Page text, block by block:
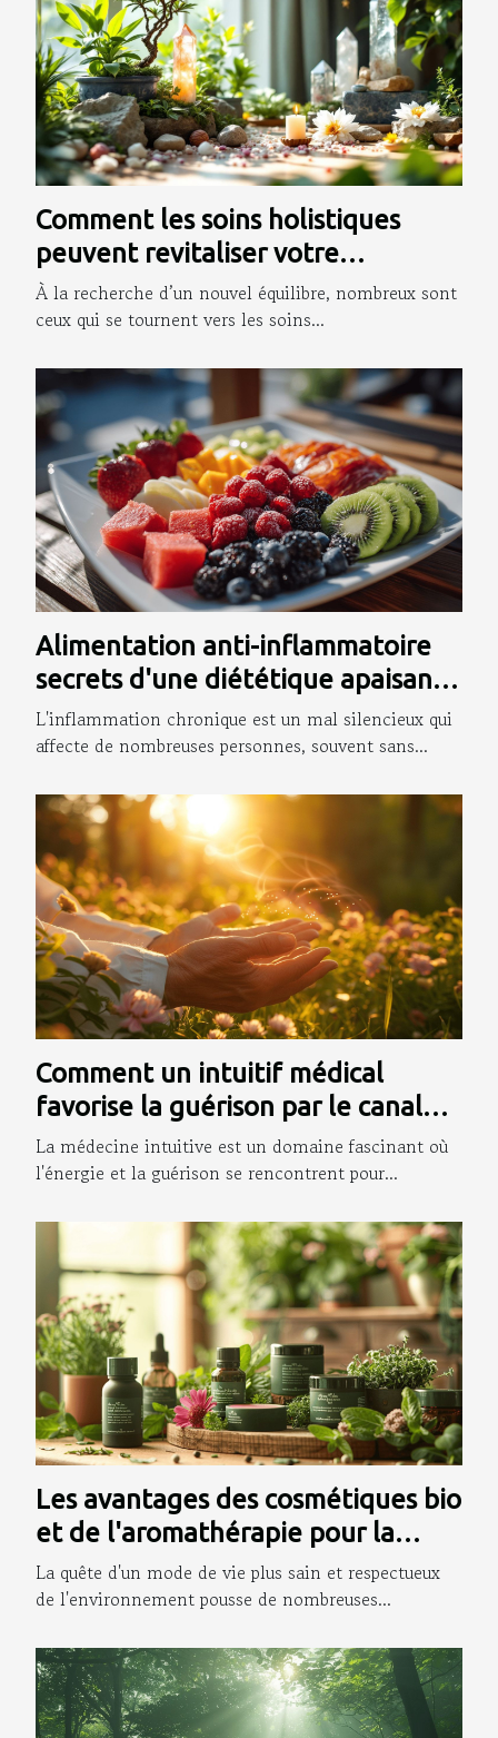
Comment les soins holistiques
peuvent revitaliser votre
quotidien ?
À la recherche d’un nouvel équilibre, nombreux sont
ceux qui se tournent vers les soins...
Alimentation anti-inflammatoire
secrets d'une diététique apaisante
pour le corps
L'inflammation chronique est un mal silencieux qui
affecte de nombreuses personnes, souvent sans...
Comment un intuitif médical
favorise la guérison par le canal
énergétique
La médecine intuitive est un domaine fascinant où
l'énergie et la guérison se rencontrent pour...
Les avantages des cosmétiques bio
et de l'aromathérapie pour la
santé
La quête d'un mode de vie plus sain et respectueux
de l'environnement pousse de nombreuses...